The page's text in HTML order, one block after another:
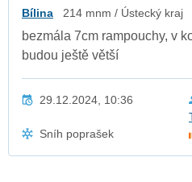
Bílina 214 mnm / Ústecký kraj
bezmála 7cm rampouchy, v
budou ještě větší
29.12.2024, 10:36
Sníh poprašek